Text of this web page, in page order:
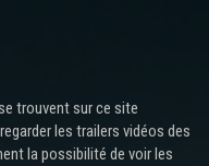
trouvent sur ce site
les trailers vidéos des
la possibilité de voir les